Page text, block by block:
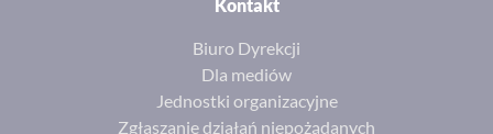
Kontakt
Biuro Dyrekcji
Dla mediów
Jednostki organizacyjne
Zgłaszanie działań niepożądanych